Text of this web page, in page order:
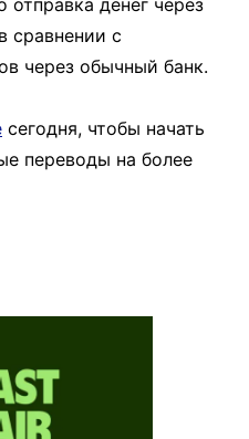
отправка денег через
сравнении с
через обычный банк.
сегодня, чтобы начать
переводы на более